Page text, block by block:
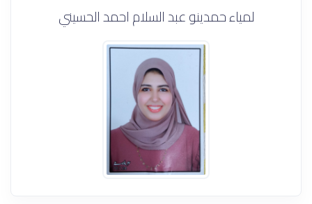
لمياء حمدينو عبد السلام احمد الحسيني